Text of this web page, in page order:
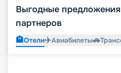
Выгодные
партнеров
🏨Отели✈️Авиабилеты🚗